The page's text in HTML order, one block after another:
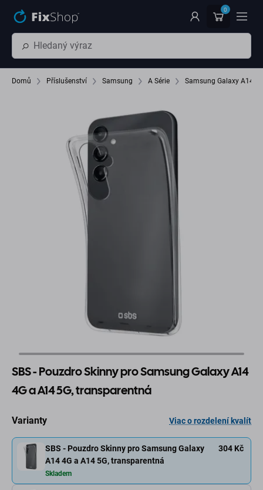
0
Domů Příslušenství Samsung A Série Samsung Galaxy A14
SBS - Pouzdro Skinny pro Samsung Galaxy A14
4G a A14 5G, transparentná
Varianty Viac o rozdelení kvalít
SBS - Pouzdro Skinny pro Samsung Galaxy
A14 4G a A14 5G, transparentná
304 Kč
Skladem